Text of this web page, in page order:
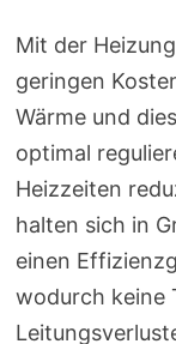
Mit der
geringen
Wärme und
optimal
Heizzeiten
halten sich in
einen
wodurch keine